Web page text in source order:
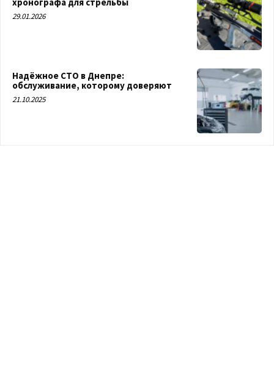
29.01.2026
Надёжное СТО в Днепре:
обслуживание, которому доверяют
21.10.2025